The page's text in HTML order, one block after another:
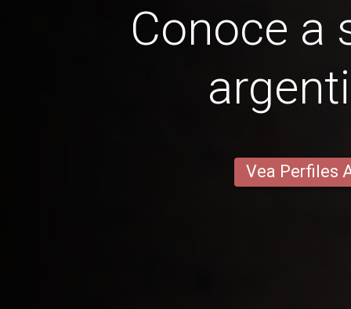
Conoce a
Vea Perfiles